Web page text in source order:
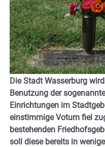
Die Stadt Wasserburg
Benutzung der
Einrichtungen im
einstimmige Votum fiel
bestehenden
soll diese bereits in